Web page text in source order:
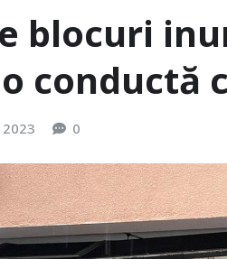
blocuri
conductă
0